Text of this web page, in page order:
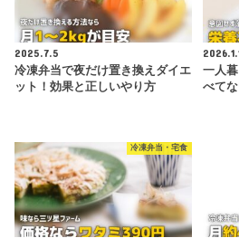
2025.7.5
冷凍弁当で夜だけ置き換えダイエ
ット！効果と正しいやり方
一人
べて
冷凍弁当・宅食